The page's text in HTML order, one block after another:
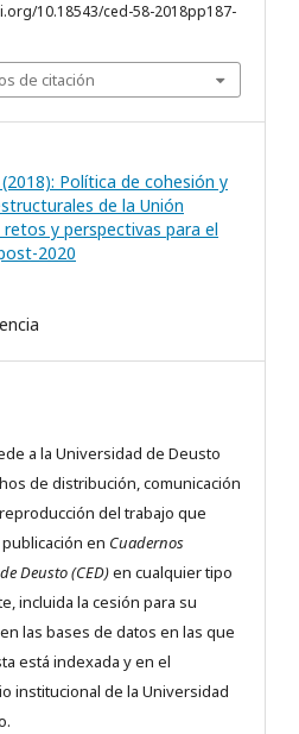
10.18543/ced-58-2018pp187-
de citación
Política de cohesión y
de la Unión
retos y perspectivas para el
2020
a la Universidad de Deusto
de distribución, comunicación
del trabajo que
en Cuadernos
Deusto (CED)en cualquier tipo
incluida la cesión para su
las bases de datos en las que
está indexada y en el
institucional de la Universidad